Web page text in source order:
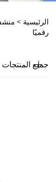
الرئيسية >
رقميًا
جميع المنتجات